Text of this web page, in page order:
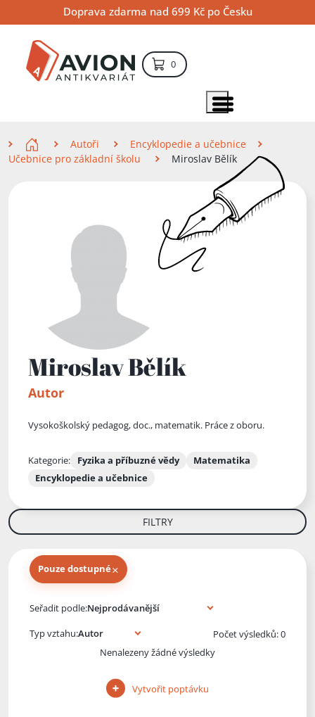
na
obsah
na
navigaci
na
vyhledávání
Doprava zdarma nad 699 Kč po Česku
0položek – košík
Zobrazit položky menu
Autoři
Encyklopedie a učebnice
Učebnice pro základní školu
Miroslav Bělík
Miroslav Bělík
Autor
Vysokoškolský pedagog, doc., matematik. Práce z oboru.
Kategorie: Fyzika a příbuzné vědy
Matematika
Encyklopedie a učebnice
FILTRY
Pouze dostupné×
Seřadit podle:
Typ vztahu:
Počet výsledků: 0
Nenalezeny žádné výsledky
Vytvořit poptávku